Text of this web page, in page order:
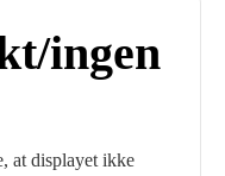
ingen
at displayet ikke